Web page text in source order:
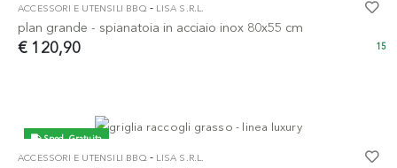
ACCESSORI E UTENSILI BBQ- LISA S.R.L.
plan grande - spianatoia in acciaio inox 80x55 cm
€ 120,90 15
Sped. Gratuita
ACCESSORI E UTENSILI BBQ- LISA S.R.L.